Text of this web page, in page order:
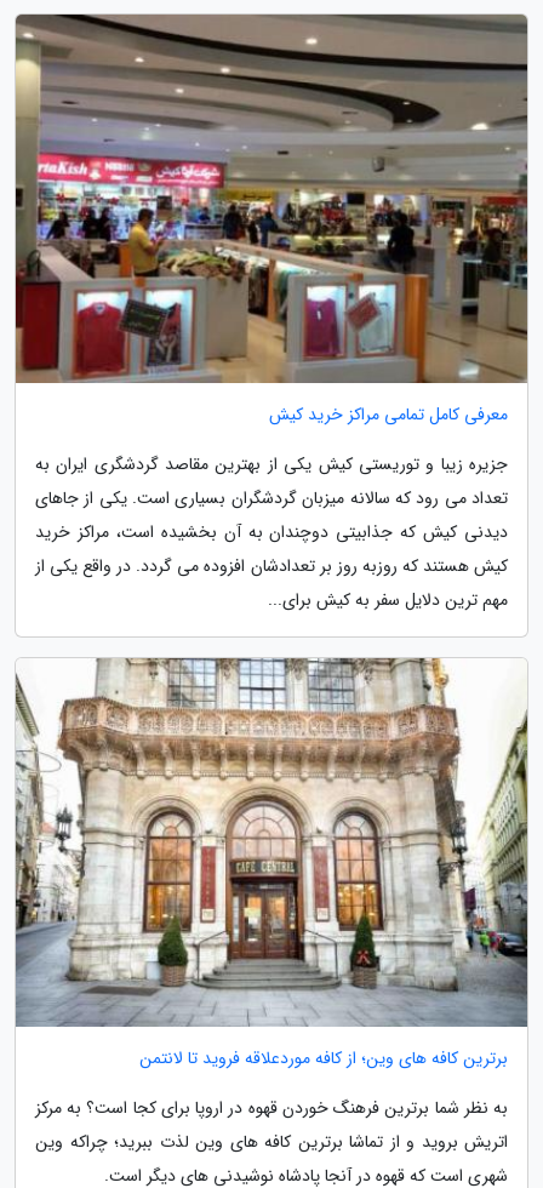
معرفی کامل تمامی مراکز خرید کیش
جزیره زیبا و توریستی کیش یکی از بهترین مقاصد گردشگری ایران به
تعداد می رود که سالانه میزبان گردشگران بسیاری است. یکی از جاهای
دیدنی کیش که جذابیتی دوچندان به آن بخشیده است، مراکز خرید
کیش هستند که روزبه روز بر تعدادشان افزوده می گردد. در واقع یکی از
مهم ترین دلایل سفر به کیش برای...
برترین کافه های وین؛ از کافه موردعلاقه فروید تا لانتمن
به نظر شما برترین فرهنگ خوردن قهوه در اروپا برای کجا است؟ به مرکز
اتریش بروید و از تماشا برترین کافه های وین لذت ببرید؛ چراکه وین
شهری است که قهوه در آنجا پادشاه نوشیدنی های دیگر است.